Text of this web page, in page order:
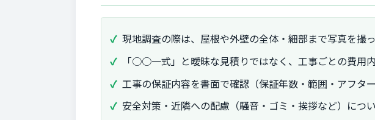
現地調査の際は、屋根や外壁の全体・細部まで写真を撮
「○○一式」と曖昧な見積りではなく、工事ごとの費用
工事の保証内容を書面で確認（保証年数・範囲・アフター
安全対策・近隣への配慮（騒音・ゴミ・挨拶など）につ